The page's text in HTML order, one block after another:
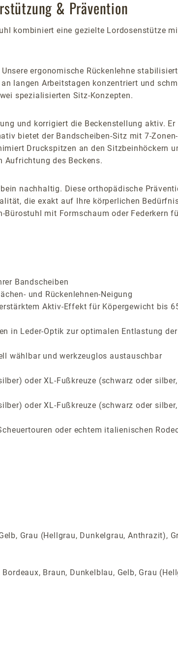
& Prävention
kombiniert eine gezielte Lordosenstütze
ergonomische Rückenlehne
langen Arbeitstagen konzentriert und
spezialisierten Sitz-Konzepten.
und korrigiert die Beckenstellung aktiv.
bietet der Bandscheiben-Sitz mit 7-
Druckspitzen an den Sitzbeinhöckern
Aufrichtung des Beckens.
nachhaltig. Diese orthopädische
die exakt auf Ihre körperlichen
mit Formschaum oder Federkern
Bandscheiben
und Rückenlehnen-Neigung
Aktiv-Effekt für Köpergewicht bis
in Leder-Optik zur optimalen Entlastung
wählbar und werkzeuglos austauschbar
oder XL-Fußkreuze (schwarz oder
oder XL-Fußkreuze (schwarz oder
oder echtem italienischen
Grau (Hellgrau, Dunkelgrau, Anthrazit),
Braun, Dunkelblau, Gelb, Grau